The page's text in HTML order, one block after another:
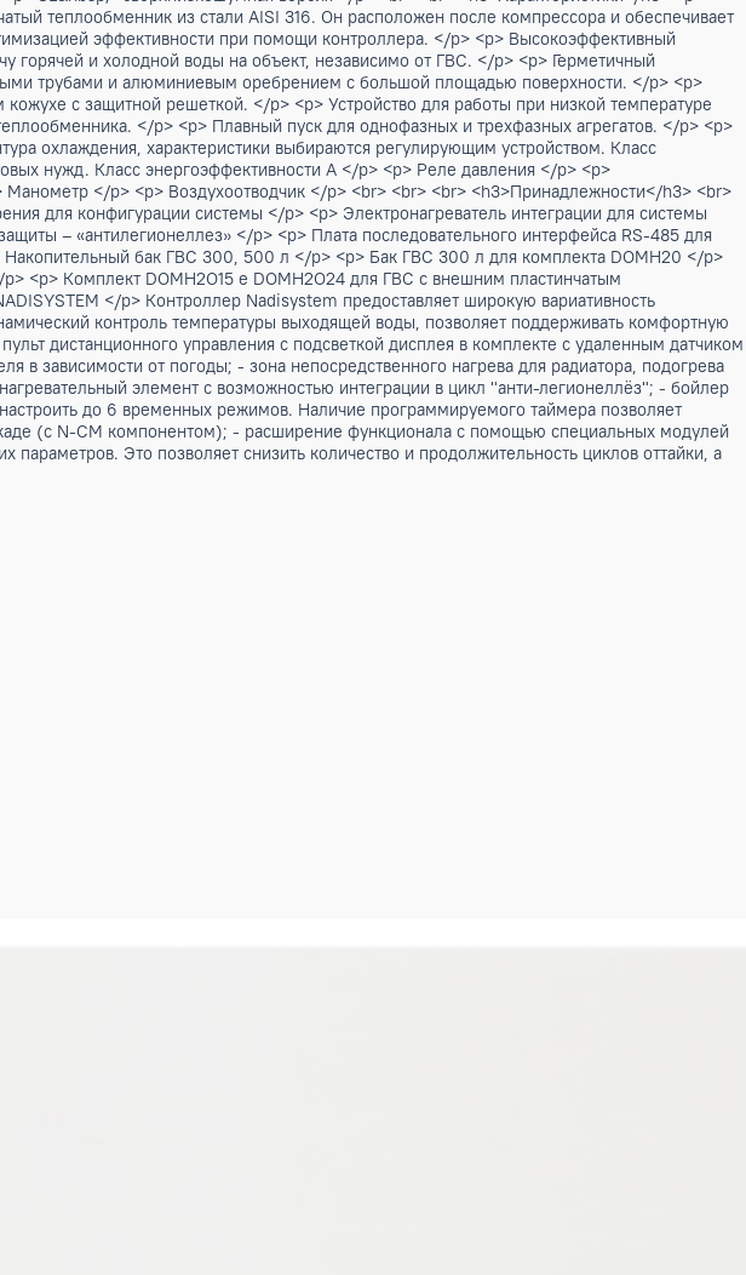
/ 5,80 - 22,8 kW<br> </h2> <p> PRANA DHW новая серия
ГВС), а также комбинированный цикл с полной рекуперацией тепла.
В комбинированном цикле теплообменник использует теплоту горячих паров
компанией Climaveneta, обеспечивает высочайшую гибкость и существенное
традиционного электрического котла, делают тепловой насос PRANA
h3> <p> SL&nbsp;- сверхнизкошумная версия </p> <br> <br>
теплообменник из стали AISI 316. Он расположен после
оптимизацией эффективности при помощи контроллера. </p> <p>
подачу горячей и холодной воды на объект, независимо от ГВС. </p> <p>
с медными трубами и алюминиевым оребрением с большой площадью
кожухе с защитной решеткой. </p> <p> Устройство для работы при
теплообменника. </p> <p> Плавный пуск для однофазных и трехфазных
контура охлаждения, характеристики выбираются регулирующим
для бытовых нужд. Класс энергоэффективности А </p> <p> Реле давления </p>
</p> <p> Манометр </p> <p> Воздухоотводчик </p> <br> <br> <br>
расширения для конфигурации системы </p> <p> Электронагреватель
защиты – «антилегионеллез» </p> <p> Плата последовательного
</p> <p> Накопительный бак ГВС 300, 500 л </p> <p> Бак ГВС 300 л для
</p> <p> Комплект DOMH2O15 e DOMH2O24 для ГВС с внешним
<p> NADISYSTEM </p> Контроллер Nadisystem предоставляет широкую
динамический контроль температуры выходящей воды, позволяет
пульт дистанционного управления с подсветкой дисплея в комплекте
в зависимости от погоды; - зона непосредственного нагрева для
нагревательный элемент с возможностью интеграции в цикл "анти-
можно настроить до 6 временных режимов. Наличие программируемого
в каскаде (с N-CM компонентом); - расширение функционала с помощью
рабочих параметров. Это позволяет снизить количество и продолжительность